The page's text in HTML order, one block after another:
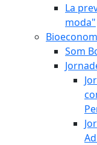
La
moda"
Som